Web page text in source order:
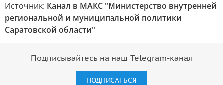
Источник: Канал в МАКС "Министерство внутренней
региональной и муниципальной политики
Саратовской области"
Подписывайтесь на наш Telegram-канал
ПОДПИСАТЬСЯ